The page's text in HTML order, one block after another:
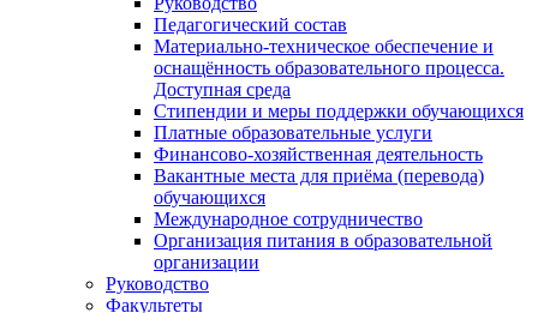
Педагогический состав
Материально-техническое обеспечение и
оснащённость образовательного процесса.
Доступная среда
Стипендии и меры поддержки обучающихся
Платные образовательные услуги
Финансово-хозяйственная деятельность
Вакантные места для приёма (перевода)
обучающихся
Международное сотрудничество
Организация питания в образовательной
организации
Руководство
Факультеты